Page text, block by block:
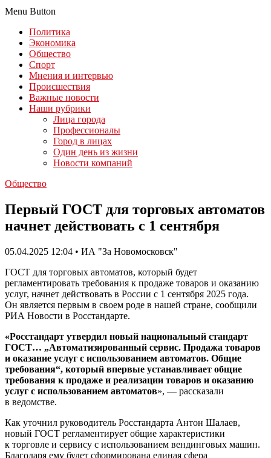
Menu Button
Политика
Экономика
Общество
Спорт
Мнения и интервью
Происшествия
Важные новости
Наши рубрики
Лица города
Профессионалы
Город в лицах
Один день из жизни
Новости компаний
Общество
Первый ГОСТ для торговых автоматов
начнет действовать с 1 сентября
05.04.2025 12:04 • ИА "За Новомосковск"
ГОСТ для торговых автоматов, который будет
регламентировать требования к продаже товаров и оказанию
услуг, начнет действовать в России с 1 сентября 2025 года.
Он является первым в своем роде в нашей стране, сообщили
РИА Новости в Росстандарте.
«Росстандарт утвердил новый национальный стандарт
ГОСТ… „Автоматизированный сервис. Продажа товаров
и оказание услуг с использованием автоматов. Общие
требования“, который впервые устанавливает общие
требования к продаже и реализации товаров и оказанию
услуг с использованием автоматов», — рассказали
в ведомстве.
Как уточнил руководитель Росстандарта Антон Шалаев,
новый ГОСТ регламентирует общие характеристики
к торговле и сервису с использованием вендинговых машин.
Благодаря ему будет сформирована единая сфера